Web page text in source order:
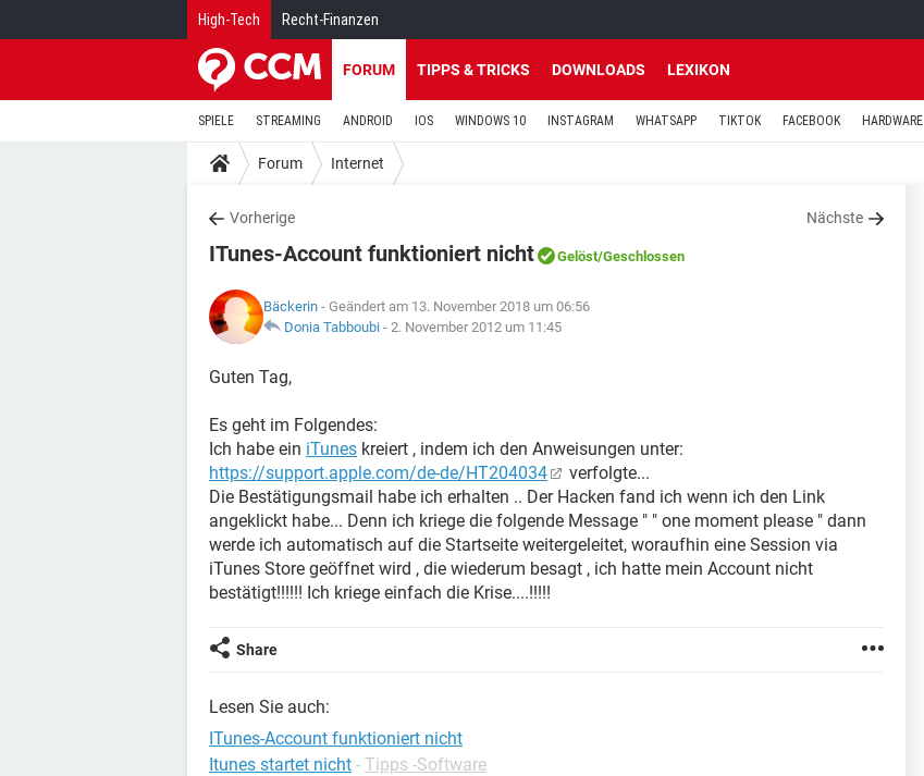
High-Tech Recht-Finanzen
FORUM TIPPS & TRICKS DOWNLOADS LEXIKON
SPIELE STREAMING ANDROID IOS WINDOWS 10 INSTAGRAM WHATSAPP TIKTOK FACEBOOK HARDWARE
Forum Internet
Vorherige Nächste
ITunes-Account funktioniert nicht Gelöst/Geschlossen
Bäckerin - Geändert am 13. November 2018 um 06:56
Donia Tabboubi - 2. November 2012 um 11:45
Guten Tag,
Es geht im Folgendes:
Ich habe ein iTunes kreiert , indem ich den Anweisungen unter:
https://support.apple.com/de-de/HT204034
verfolgte...
Die Bestätigungsmail habe ich erhalten .. Der Hacken fand ich wenn ich den Link
angeklickt habe... Denn ich kriege die folgende Message " " one moment please " dann
werde ich automatisch auf die Startseite weitergeleitet, woraufhin eine Session via
iTunes Store geöffnet wird , die wiederum besagt , ich hatte mein Account nicht
bestätigt!!!!!! Ich kriege einfach die Krise....!!!!!
Share
Lesen Sie auch:
ITunes-Account funktioniert nicht
Itunes startet nicht - Tipps -Software